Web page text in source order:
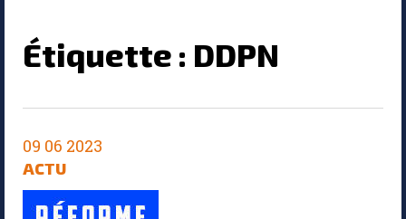
Étiquette : DDPN
09 06 2023
ACTU